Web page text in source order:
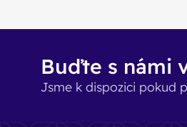
Buďte s námi
Jsme k dispozici pokud